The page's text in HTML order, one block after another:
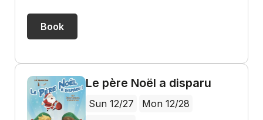
Book
Le père Noël a disparu
Sun 12/27
Mon 12/28